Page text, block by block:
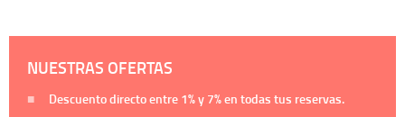
NUESTRAS OFERTAS
Descuento directo entre 1%y 7%en todas tus reservas.